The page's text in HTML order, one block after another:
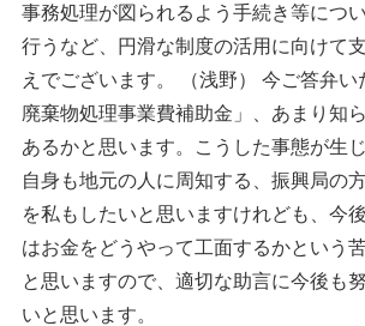
事務処理が図られるよう手続き等につ
行うなど、円滑な制度の活用に向けて
えでございます。 （浅野） 今ご答弁
廃棄物処理事業費補助金」、あまり知
あるかと思います。こうした事態が生
自身も地元の人に周知する、振興局の
を私もしたいと思いますけれども、今
はお金をどうやって工面するかという
と思いますので、適切な助言に今後も
いと思います。